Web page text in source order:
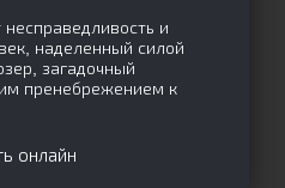
и
наделенный силой
загадочный
пренебрежением к
онлайн